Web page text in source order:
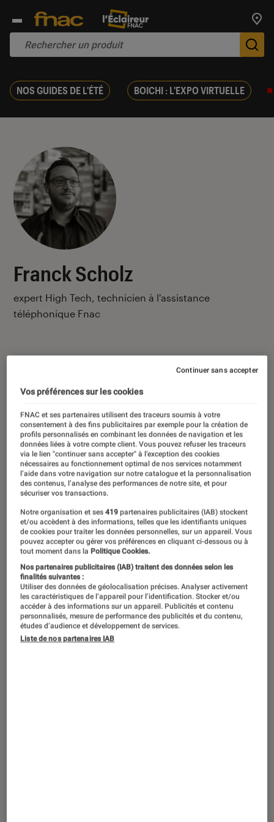
NOS GUIDES DE L'ÉTÉ BOICHI : L'EXPO VIRTUELLE
Franck Scholz
expert High Tech, technicien à l'assistance
téléphonique Fnac
Ses derniers contenus
Vos préférences sur les cookies
FNAC et ses partenaires utilisent des traceurs soumis à votre
consentement à des fins publicitaires par exemple pour la création de
profils personnalisés en combinant les données de navigation et les
données liées à votre compte client. Vous pouvez refuser les traceurs
via le lien "continuer sans accepter" à l’exception des cookies
nécessaires au fonctionnement optimal de nos services notamment
l’aide dans votre navigation sur notre catalogue et la personnalisation
des contenus, l’analyse des performances de notre site, et pour
sécuriser vos transactions.
Notre organisation et ses419 partenaires publicitaires (IAB) stockent
et/ou accèdent à des informations, telles que les identifiants uniques
de cookies pour traiter les données personnelles, sur un appareil. Vous
pouvez accepter ou gérer vos préférences en cliquant ci-dessous ou à
tout moment dans la Politique Cookies.
Nos partenaires publicitaires (IAB) traitent des données selon les
finalités suivantes :
Utiliser des données de géolocalisation précises. Analyser activement
les caractéristiques de l’appareil pour l’identification. Stocker et/ou
accéder à des informations sur un appareil. Publicités et contenu
personnalisés, mesure de performance des publicités et du contenu,
études d’audience et développement de services.
Liste de nos partenaires IAB
Continuer sans accepter